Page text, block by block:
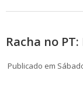
Racha no
Publicado em